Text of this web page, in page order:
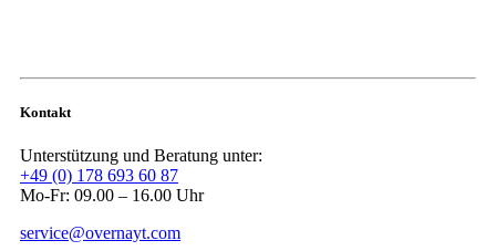
Kontakt
Unterstützung und Beratung unter:
+49 (0) 178 693 60 87
Mo-Fr: 09.00 – 16.00 Uhr
service@overnayt.com